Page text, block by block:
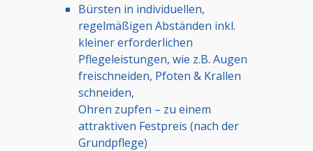
Bürsten in individuellen,
regelmäßigen Abständen inkl.
kleiner erforderlichen
Pflegeleistungen, wie z.B. Augen
freischneiden, Pfoten & Krallen
schneiden,
Ohren zupfen – zu einem
attraktiven Festpreis (nach der
Grundpflege)